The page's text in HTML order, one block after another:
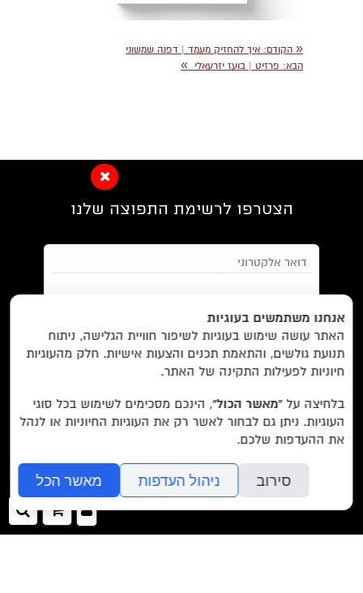
« הקודם: איך להחזיק מעמד | דפנה שמשוני
הבא: פרזיט | בועז יזרעאלי »
הצטרפו לרשימת התפוצה שלנו
מאשר/ת אתתנאי השימוש והצטרפות למאגר הלקוחות וקבלת
הודעות מאתר זה בלבד (לא ספאם)
בשליחת הטופס אתם מאשרים אתמדיניות הפרטיותשל האתר.
EN/
Foreign Rights /
מבצעים /
ביקורות/ על לוקוס/ הסדרות/
הסופרים/
צרו קשר/
עוד באתר:
לוקוס הוצאה לאור Locus Publishing House
editor@locusbooks.co.il
עיצוב האתר: יעל רוזן
לאתר
ההזמנה
שלך
אנחנו משתמשים בעוגיות
האתר עושה שימוש בעוגיות לשיפור חוויית הגלישה, ניתוח
תנועת גולשים, והתאמת תכנים והצעות אישיות. חלק מהעוגיות
חיוניות לפעילות התקינה של האתר.
בלחיצה על“מאשר הכול”, הינכם מסכימים לשימוש בכל סוגי
העוגיות. ניתן גם לבחור לאשר רק את העוגיות החיוניות או לנהל
את ההעדפות שלכם.
סירוב ניהול העדפות מאשר הכל